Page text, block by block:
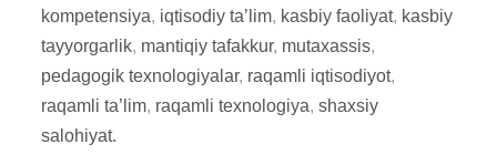
kompetensiya, iqtisodiy ta’lim, kasbiy faoliyat, kasbiy
tayyorgarlik, mantiqiy tafakkur, mutaxassis,
pedagogik texnologiyalar, raqamli iqtisodiyot,
raqamli ta’lim, raqamli texnologiya, shaxsiy
salohiyat.